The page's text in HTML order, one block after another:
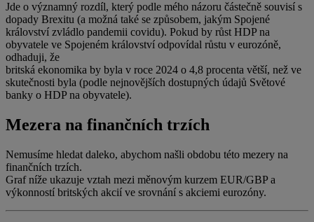
Jde o významný rozdíl, který podle mého názoru částečně souvisí s
dopady Brexitu (a možná také se způsobem, jakým Spojené
království zvládlo pandemii covidu). Pokud by růst HDP na
obyvatele ve Spojeném království odpovídal růstu v eurozóně,
odhaduji, že
britská ekonomika by byla v roce 2024 o 4,8 procenta větší, než ve
skutečnosti byla (podle nejnovějších dostupných údajů Světové
banky o HDP na obyvatele).
Mezera na finančních trzích
Nemusíme hledat daleko, abychom našli obdobu této mezery na
finančních trzích.
Graf níže ukazuje vztah mezi měnovým kurzem EUR/GBP a
výkonností britských akcií ve srovnání s akciemi eurozóny.